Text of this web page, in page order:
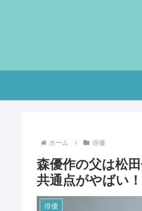
ホーム 俳優
森優作の父は松
共通点がやばい！
俳優